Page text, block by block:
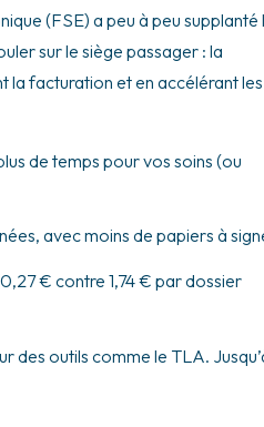
(FSE) a peu à peu supplanté
sur le siège passager : la
la facturation et en accélérant les
de temps pour vos soins (ou
avec moins de papiers à
€ contre 1,74 € par dossier
des outils comme le TLA.